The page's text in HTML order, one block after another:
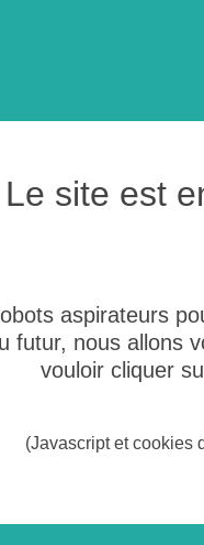
Le site est
aspirateurs
futur, nous allons
vouloir cliquer
(Javascript et cookies